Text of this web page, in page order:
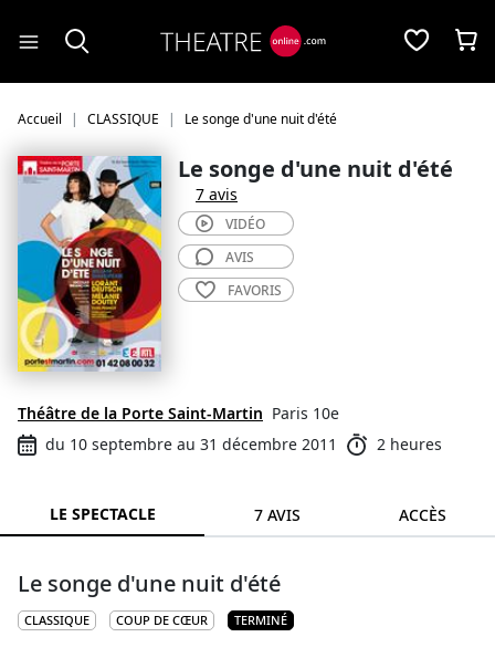
Accueil CLASSIQUE Le songe d'une nuit d'été
Le songe d'une nuit d'été
7 avis
Théâtre de la Porte Saint-Martin Paris 10e
du 10 septembre au 31 décembre 2011
2 heures
VIDÉO
AVIS
FAVORIS
LE SPECTACLE 7 AVIS ACCÈS
Le songe d'une nuit d'été
CLASSIQUE COUP DE CŒUR TERMINÉ